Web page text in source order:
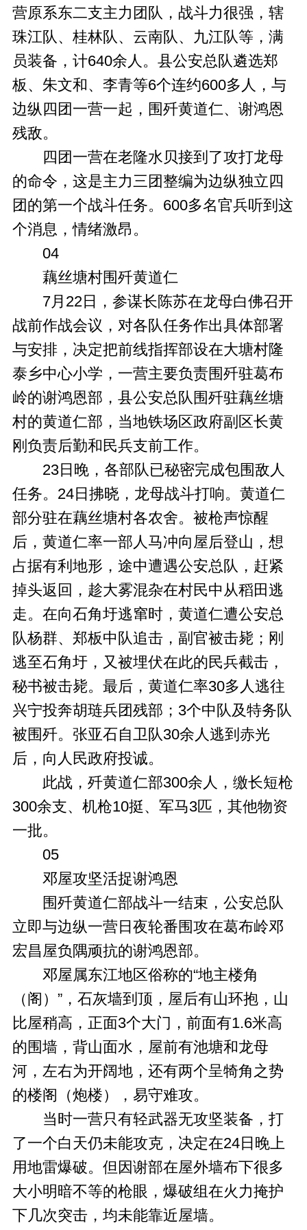
营原系东二支主力团队，战斗力很强，辖
珠江队、桂林队、云南队、九江队等，满
员装备，计640余人。县公安总队遴选郑
板、朱文和、李青等6个连约600多人，与
边纵四团一营一起，围歼黄道仁、谢鸿恩
残敌。
四团一营在老隆水贝接到了攻打龙母
的命令，这是主力三团整编为边纵独立四
团的第一个战斗任务。600多名官兵听到这
个消息，情绪激昂。
04
藕丝塘村围歼黄道仁
7月22日，参谋长陈苏在龙母白佛召开
战前作战会议，对各队任务作出具体部署
与安排，决定把前线指挥部设在大塘村隆
泰乡中心小学，一营主要负责围歼驻葛布
岭的谢鸿恩部，县公安总队围歼驻藕丝塘
村的黄道仁部，当地铁场区政府副区长黄
刚负责后勤和民兵支前工作。
23日晚，各部队已秘密完成包围敌人
任务。24日拂晓，龙母战斗打响。黄道仁
部分驻在藕丝塘村各农舍。被枪声惊醒
后，黄道仁率一部人马冲向屋后登山，想
占据有利地形，途中遭遇公安总队，赶紧
掉头返回，趁大雾混杂在村民中从稻田逃
走。在向石角圩逃窜时，黄道仁遭公安总
队杨群、郑板中队追击，副官被击毙；刚
逃至石角圩，又被埋伏在此的民兵截击，
秘书被击毙。最后，黄道仁率30多人逃往
兴宁投奔胡琏兵团残部；3个中队及特务队
被围歼。张亚石自卫队30余人逃到赤光
后，向人民政府投诚。
此战，歼黄道仁部300余人，缴长短枪
300余支、机枪10挺、军马3匹，其他物资
一批。
05
邓屋攻坚活捉谢鸿恩
围歼黄道仁部战斗一结束，公安总队
立即与边纵一营日夜轮番围攻在葛布岭邓
宏昌屋负隅顽抗的谢鸿恩部。
邓屋属东江地区俗称的“地主楼角
（阁）”，石灰墙到顶，屋后有山环抱，山
比屋稍高，正面3个大门，前面有1.6米高
的围墙，背山面水，屋前有池塘和龙母
河，左右为开阔地，还有两个呈犄角之势
的楼阁（炮楼），易守难攻。
当时一营只有轻武器无攻坚装备，打
了一个白天仍未能攻克，决定在24日晚上
用地雷爆破。但因谢部在屋外墙布下很多
大小明暗不等的枪眼，爆破组在火力掩护
下几次突击，均未能靠近屋墙。